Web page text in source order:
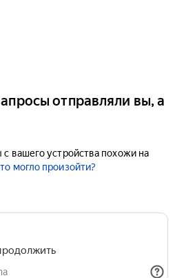
отправляли вы, а
вашего устройства похожи на
могло произойти?